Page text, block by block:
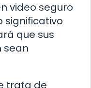
video seguro
significativo
que sus
sean
trata de